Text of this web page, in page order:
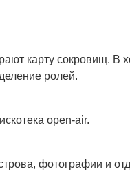
карту сокровищ. В
ролей.
open-air.
фотографии и